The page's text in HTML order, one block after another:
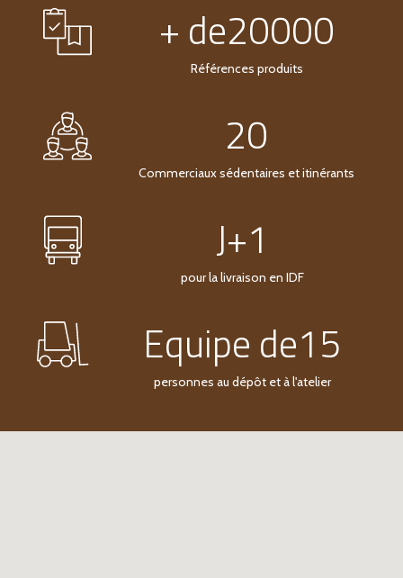
+ de20000
Références produits
20
Commerciaux sédentaires et itinérants
J+1
pour la livraison en IDF
Equipe de15
personnes au dépôt et à l'atelier